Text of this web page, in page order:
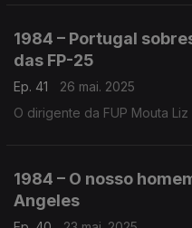
1984 – Portugal
das FP-25
Ep. 41
26 mai. 2025
O dirigente da FUP Mouta
1984 – O nosso
Angeles